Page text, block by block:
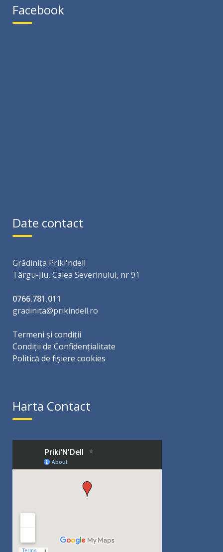
Facebook
Date contact
Grădinița Priki'ndell
Târgu-Jiu, Calea Severinului, nr 91
0766.781.011
gradinita@prikindell.ro
Termeni și condiții
Condiții de Confidențialitate
Politică de fișiere cookies
Harta Contact